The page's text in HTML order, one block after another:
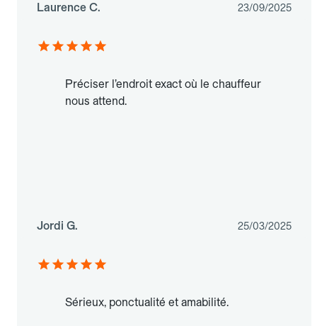
Laurence C. 23/09/2025
Préciser l’endroit exact où le chauffeur
nous attend.
Jordi G. 25/03/2025
Sérieux, ponctualité et amabilité.